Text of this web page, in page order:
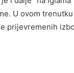
U ovom
prijevremenih